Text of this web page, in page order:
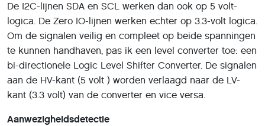
De I2C-lijnen SDA en SCL werken dan ook op 5 volt-
logica. De Zero IO-lijnen werken echter op 3.3-volt logica.
Om de signalen veilig en compleet op beide spanningen
te kunnen handhaven, pas ik een level converter toe: een
bi-directionele Logic Level Shifter Converter. De signalen
aan de HV-kant (5 volt ) worden verlaagd naar de LV-
kant (3.3 volt) van de converter en vice versa.
Aanwezigheidsdetectie